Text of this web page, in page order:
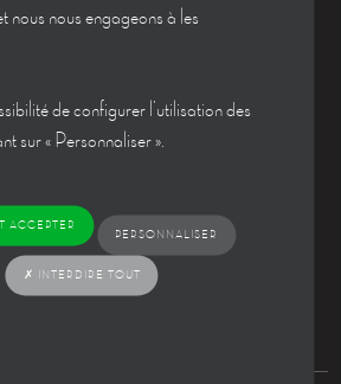
nous nous engageons à les
de configurer l’utilisation des
sur « Personnaliser ».
ACCEPTER
PERSONNALISER
✗ INTERDIRE TOUT